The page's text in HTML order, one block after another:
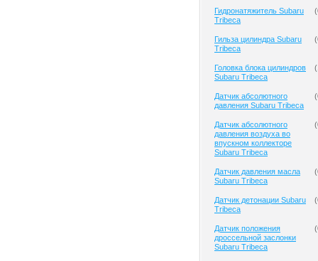
Гидронатяжитель Subaru
Tribeca
(
Гильза цилиндра Subaru
Tribeca
(
Головка блока цилиндров
Subaru Tribeca
(
Датчик абсолютного
давления Subaru Tribeca
(
Датчик абсолютного
давления воздуха во
впускном коллекторе
Subaru Tribeca
(
Датчик давления масла
Subaru Tribeca
(
Датчик детонации Subaru
Tribeca
(
Датчик положения
дроссельной заслонки
Subaru Tribeca
(